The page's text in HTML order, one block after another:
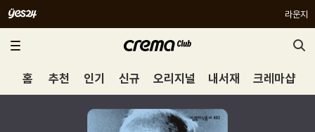
라운지
홈 추천 인기 신규 오리지널 내서재 크레마샵